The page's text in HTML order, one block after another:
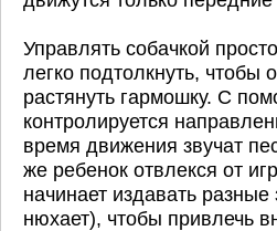
Управлять собачкой
легко подтолкнуть, чтобы
растянуть гармошку. С
контролируется
время движения звучат
же ребенок отвлекся от
начинает издавать разные
нюхает), чтобы привлечь